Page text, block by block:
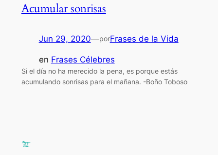
Acumular sonrisas
Jun 29, 2020—porFrases de la Vida
en Frases Célebres
Si el día no ha merecido la pena, es porque estás
acumulando sonrisas para el mañana. -Boño Toboso